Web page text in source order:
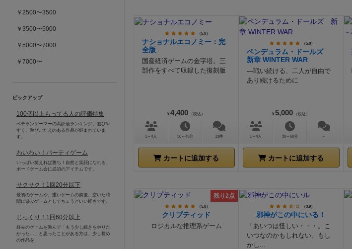
（5.0）
ナショナルエコノミー：完
全版
国産経済ゲームの金字塔。三
部作をすべて収録した復刻版
¥ 4,400 （税込）
1～4人 30～45分 13件
カートに追加する
（5.0）
ペンデュラム・ドールズ
新章 WINTER WAR
―戦い続ける、二人が自由で
あり続けるために
¥ 5,000 （税込）
1～4人 30～60分 －
カートに追加する
残り2点
（5.0）
クリプティッド
ロジカルな推理系ゲーム
（3.9）
邪神がこの中にいる！
「あいつは怪しい・・・。こ
いつなのかもしれない。もし
かし...
￥2500〜3500
￥3500〜5000
￥5000〜7000
￥7000〜
ピックアップ
100個以上もってる人の評価特集
ベテランゲーマーの高評価ランキング。遊びや
すく、遊びごたえのある作品が好まれていま
す。
わいわい！パーティゲーム
いっぱい笑えれば勝ち！自然と笑顔になれる、
ボードゲーム会に必須のアイテムです。
サクサク！1回20分以下
最初のゲームや、重いゲームの前後、空いた時
間に遊ぶゲームとしてちょうどいい軽さです。
じっくり！1回60分以上
好みのゲームを遊んで「もう少し続きをやりた
かった…」と思ったことがある方は、少し長め
の作品を